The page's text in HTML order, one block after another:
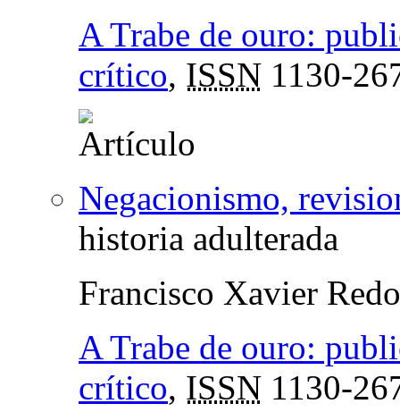
A Trabe de ouro:
crítico, ISSN 1130-
Negacionismo,
historia adulterada
Francisco Xavier
A Trabe de ouro:
crítico, ISSN 1130-